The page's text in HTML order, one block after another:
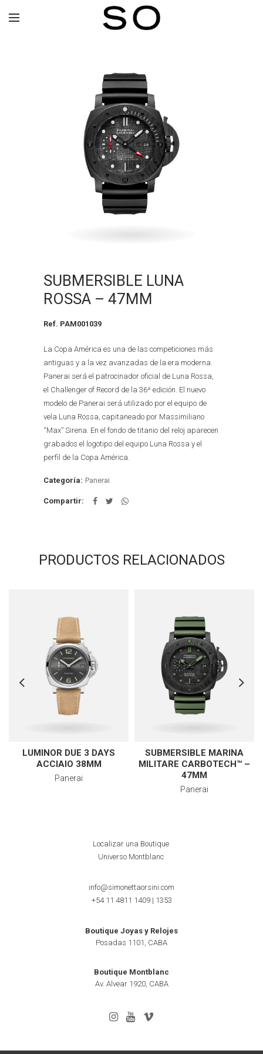
SUBMERSIBLE LUNA
ROSSA – 47MM
Ref. PAM001039
La Copa América es una de las competiciones más
antiguas y a la vez avanzadas de la era moderna.
Panerai será el patrocinador oficial de Luna Rossa,
el Challenger of Record de la 36ª edición. El nuevo
modelo de Panerai será utilizado por el equipo de
vela Luna Rossa, capitaneado por Massimiliano
“Max” Sirena. En el fondo de titanio del reloj aparecen
grabados el logotipo del equipo Luna Rossa y el
perfil de la Copa América.
Categoría: Panerai
Compartir
PRODUCTOS RELACIONADOS
LUMINOR DUE 3 DAYS
ACCIAIO 38MM
Panerai
SUBMERSIBLE MARINA
MILITARE CARBOTECH™ –
47MM
Panerai
Localizar una Boutique
Universo Montblanc
info@simonettaorsini.com
+54 11 4811 1409| 1353
Boutique Joyas y Relojes
Posadas 1101, CABA
Boutique Montblanc
Av. Alvear 1920, CABA